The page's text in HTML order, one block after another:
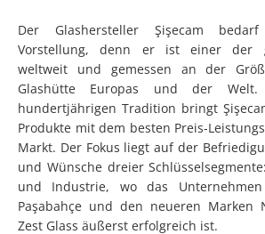
Der Glashersteller Şişecam
Vorstellung, denn er ist einer der
weltweit und gemessen an der
Glashütte Europas und der
hundertjährigen Tradition bringt
Produkte mit dem besten Preis-
Markt. Der Fokus liegt auf der
und Wünsche dreier
und Industrie, wo das
Paşabahçe und den neueren Marken
Zest Glass äußerst erfolgreich ist.